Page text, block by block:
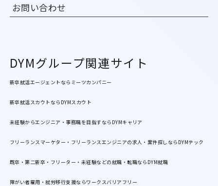
お問い合わせ
DYMグループ関連サイト
新卒就活エージェントならミーツカンパニー
新卒就活スカウトならDYMスカウト
未経験からエンジニア・事務職を目指すならDYMキャリア
フリーランスマーケター・フリーランスエンジニアの求人・案件探しならDYMテック
既卒・第二新卒・フリーター・未経験などの就職・転職ならDYM就職
障がい者雇用・就労移行支援ならワークスバリアフリー